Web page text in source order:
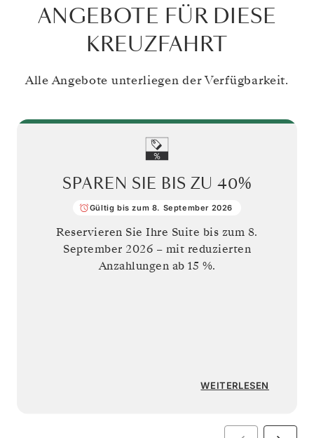
ANGEBOTE FÜR DIESE
KREUZFAHRT
Alle Angebote unterliegen der Verfügbarkeit.
SPAREN SIE BIS ZU 40%
Gültig bis zum 8. September 2026
Reservieren Sie Ihre Suite bis zum 8.
September 2026 – mit reduzierten
Anzahlungen ab 15 %.
WEITERLESEN